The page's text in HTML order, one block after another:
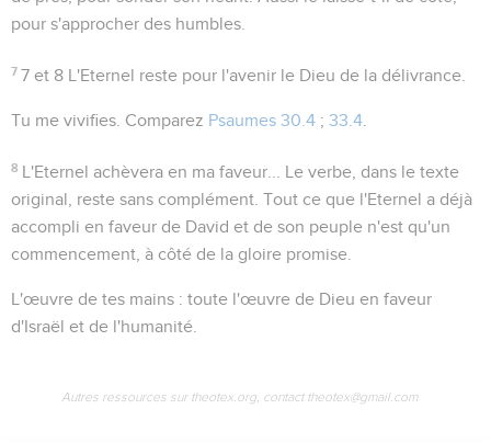
pour s'approcher des humbles.
7 7 et 8 L'Eternel reste pour l'avenir le Dieu de la délivrance.
Tu me vivifies . Comparez Psaumes 30.4 ; 33.4
8 L'Eternel achèvera en ma faveur...
Le verbe, dans le texte
original, reste sans complément. Tout ce que l'Eternel a déjà
accompli en faveur de David et de son peuple n'est qu'un
commencement, à côté de la gloire promise.
L'œuvre de tes mains : toute l'œuvre de Dieu en faveur
d'Israël et de l'humanité.
Autres ressources sur theotex.org, contact theotex@gmail.com